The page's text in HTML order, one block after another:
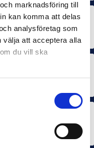
marknadsföring till
kan komma att delas
analysföretag som
välja att acceptera alla
du vill ska
TRÄNARE
när juni summeras